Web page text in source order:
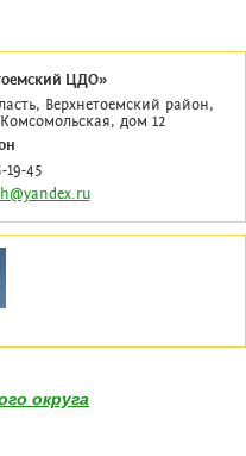
ЦДО»
Верхнетоемский район,
дом 12
19-45
округа